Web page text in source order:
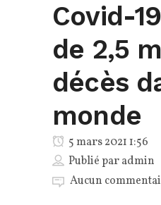
Covid-
de 2,5
décès
monde
5 mars 2021 1:56
Publié paradmin
Aucun